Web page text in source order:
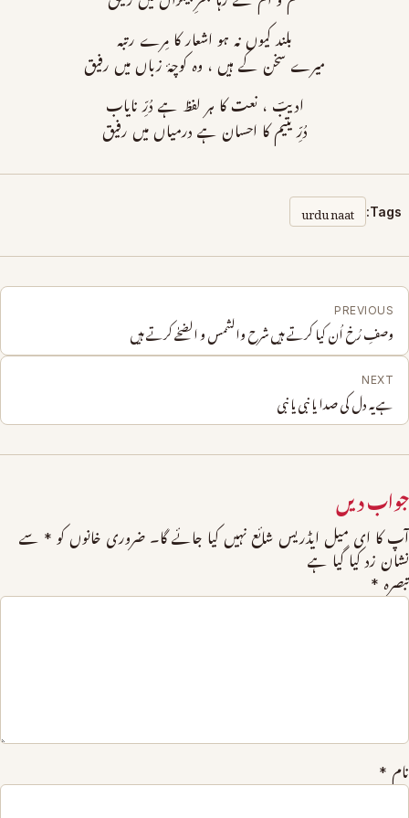
بلند کیوں نہ ہو اشعار کا مِرے رتبہ
میرے سخن کے ہیں ، وہ کوچۂ زباں میں رفیق
ادیبؔ ، نعت کا ہر لفظ ہے دُرِّ نایاب
دُرِّ یتیم کا احسان ہے درمیاں میں رفیق
Tags:
urdu naat
PREVIOUS
وصفِ رُخ اُن کیا کرتے ہیں شرح والشمس و الضحٰے کرتے ہیں
NEXT
ہے یہ دل کی صدا یا نبی یا نبی
جواب دیں
آپ کا ای میل ایڈریس شائع نہیں کیا جائے گا۔ ضروری خانوں کو * سے
نشان زد کیا گیا ہے
تبصرہ *
نام *